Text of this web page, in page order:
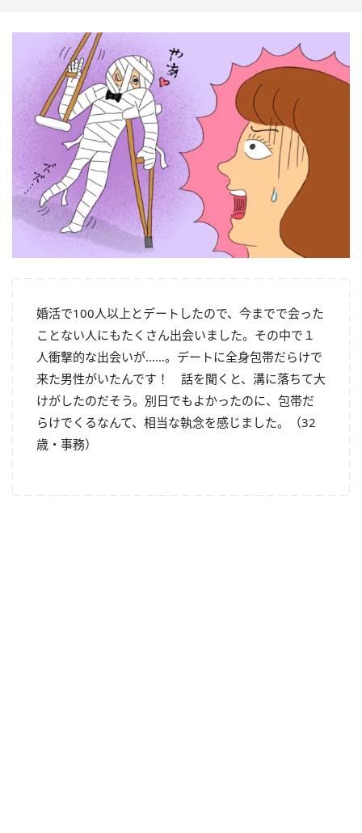
婚活で100人以上とデートしたので、今までで会った
ことない人にもたくさん出会いました。その中で１
人衝撃的な出会いが……。デートに全身包帯だらけで
来た男性がいたんです！ 話を聞くと、溝に落ちて大
けがしたのだそう。別日でもよかったのに、包帯だ
らけでくるなんて、相当な執念を感じました。（32
歳・事務）